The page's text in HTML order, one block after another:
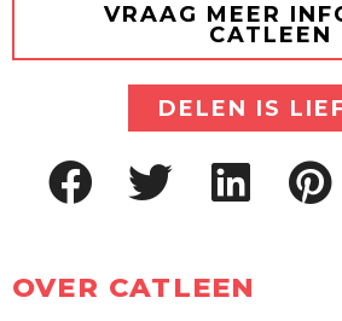
VRAAG MEER
CATLEEN
DELEN IS
OVER CATLEEN